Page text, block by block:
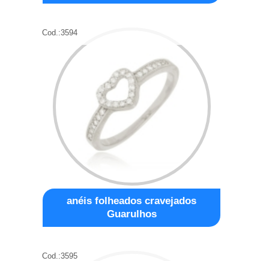
Cod.:3594
anéis folheados cravejados
Guarulhos
Cod.:3595